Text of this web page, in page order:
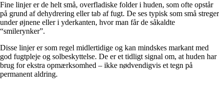
Fine linjer er de helt små, overfladiske folder i huden, som ofte opstår
på grund af dehydrering eller tab af fugt. De ses typisk som små streger
under øjnene eller i yderkanten, hvor man får de såkaldte
“smilerynker”.
Disse linjer er som regel midlertidige og kan mindskes markant med
god fugtpleje og solbeskyttelse. De er et tidligt signal om, at huden har
brug for ekstra opmærksomhed – ikke nødvendigvis et tegn på
permanent aldring.